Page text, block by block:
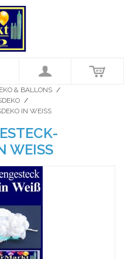
& BALLONS /
/
IN WEISS